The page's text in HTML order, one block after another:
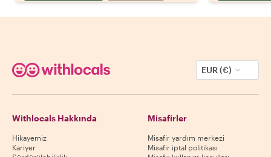
EUR (€)
Withlocals Hakkında
Hikayemiz
Kariyer
Misafirler
Misafir yardım merkezi
Misafir iptal politikası